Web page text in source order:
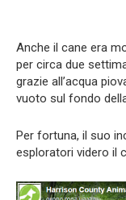
Anche il cane era
per circa due
grazie all’acqua
vuoto sul fondo
Per fortuna, il suo
esploratori videro il